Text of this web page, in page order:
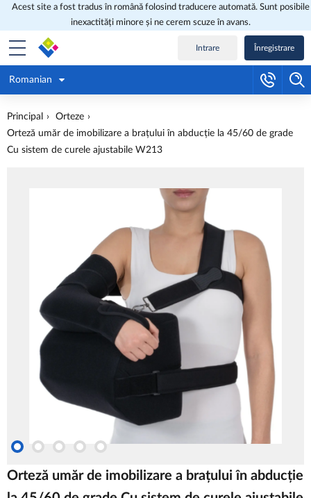
Acest site a fost tradus în română folosind traducere automată. Sunt posibile
inexactități minore și ne cerem scuze în avans.
Intrare Înregistrare
Romanian
Principal
Orteze
Orteză umăr de imobilizare a brațului în abducție la 45/60 de grade
Cu sistem de curele ajustabile W213
Orteză umăr de imobilizare a brațului în abducție